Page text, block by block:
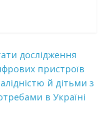
дослідження
пристроїв
й дітьми з
в Україні